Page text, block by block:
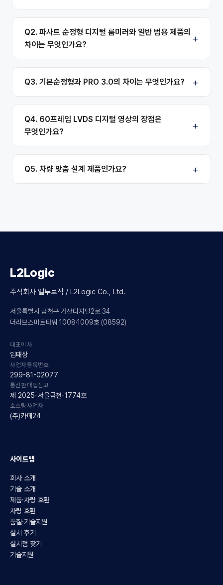
Q2. 파사트 순정형 디지털 룸미러와 일반 범용 제품의
차이는 무엇인가요?
Q3. 기본순정형과 PRO 3.0의 차이는 무엇인가요?
Q4. 60프레임 LVDS 디지털 영상의 장점은
무엇인가요?
Q5. 차량 맞춤 설계 제품인가요?
L2Logic
주식회사 엘투로직 / L2Logic Co., Ltd.
서울특별시 금천구 가산디지털2로 34
더리브스마트타워 1008·1009호 (08592)
대표이사
임태상
사업자등록번호
299-81-02077
통신판매업신고
제 2025-서울금천-1774호
호스팅사업자
(주)카페24
사이트맵
회사 소개
기술 소개
제품·차량 호환
차량 호환
품질·기술지원
설치 후기
설치점 찾기
기술지원